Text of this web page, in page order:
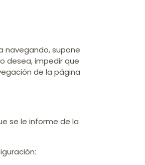
navegando, supone
desea, impedir que
de la página
se le informe de la